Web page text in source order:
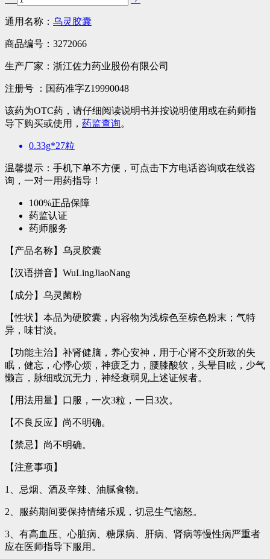
通用名称： 乌灵胶囊
商品编号： 3272066
生产厂家： 浙江佐力药业股份有限公司
注册号 ： 国药准字Z19990048
该药为OTC药，请仔细阅读说明书并按说明使用或在药师指
导下购买或使用， 药监查询。
0.33g*27粒
温馨提示：手机下单不方便，可点击下方电话咨询或在线咨
询，一对一用药指导！
100%正品保障
药监认证
药师服务
【产品名称】乌灵胶囊
【汉语拼音】WuLingJiaoNang
【成分】乌灵菌粉
【性状】本品为硬胶囊，内容物为浅棕色至棕色粉末；气特
异，味甘淡。
【功能主治】补肾健脑，养心安神，用于心肾不交所致的失
眠，健忘，心悸心烦，神疲乏力，腰膝酸软，头晕目眩，少气
懒言，脉细或沉无力，神经衰弱见上述证候者。
【用法用量】口服，一次3粒，一日3次。
【不良反应】尚不明确。
【禁忌】尚不明确。
【注意事项】
1、忌烟、酒及辛辣、油腻食物。
2、服药期间要保持情绪乐观，切忌生气恼怒。
3、有高血压、心脏病、糖尿病、肝病、肾病等慢性病严重者
应在医师指导下服用。